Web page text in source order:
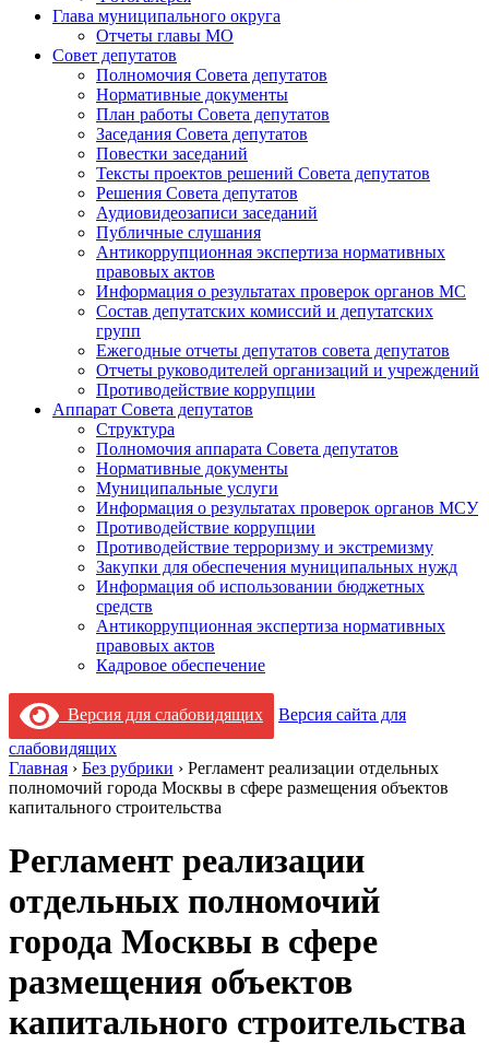
Глава муниципального округа
Отчеты главы МО
Совет депутатов
Полномочия Совета депутатов
Нормативные документы
План работы Совета депутатов
Заседания Cовета депутатов
Повестки заседаний
Тексты проектов решений Совета депутатов
Решения Совета депутатов
Аудиовидеозаписи заседаний
Публичные слушания
Антикоррупционная экспертиза нормативных
правовых актов
Информация о результатах проверок органов МС
Состав депутатских комиссий и депутатских
групп
Ежегодные отчеты депутатов совета депутатов
Отчеты руководителей организаций и учреждений
Противодействие коррупции
Аппарат Совета депутатов
Структура
Полномочия аппарата Совета депутатов
Нормативные документы
Муниципальные услуги
Информация о результатах проверок органов МСУ
Противодействие коррупции
Противодействие терроризму и экстремизму
Закупки для обеспечения муниципальных нужд
Информация об использовании бюджетных
средств
Антикоррупционная экспертиза нормативных
правовых актов
Кадровое обеспечение
Версия для слабовидящих
Версия сайта для
слабовидящих
Главная › Без рубрики › Регламент реализации отдельных
полномочий города Москвы в сфере размещения объектов
капитального строительства
Регламент реализации
отдельных полномочий
города Москвы в сфере
размещения объектов
капитального строительства